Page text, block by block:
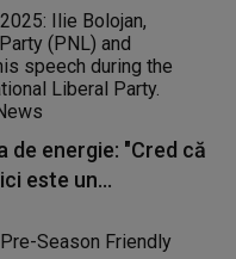
de energie: "Cred că
este un...